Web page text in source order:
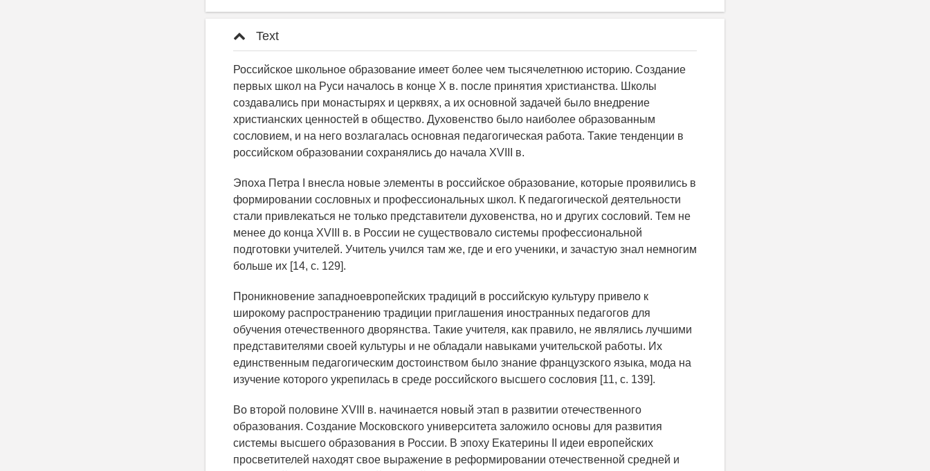
Text
Российское школьное образование имеет более чем тысячелетнюю историю. Создание
первых школ на Руси началось в конце X в. после принятия христианства. Школы
создавались при монастырях и церквях, а их основной задачей было внедрение
христианских ценностей в общество. Духовенство было наиболее образованным
сословием, и на него возлагалась основная педагогическая работа. Такие тенденции в
российском образовании сохранялись до начала XVIII в.
Эпоха Петра I внесла новые элементы в российское образование, которые проявились в
формировании сословных и профессиональных школ. К педагогической деятельности
стали привлекаться не только представители духовенства, но и других сословий. Тем не
менее до конца XVIII в. в России не существовало системы профессиональной
подготовки учителей. Учитель учился там же, где и его ученики, и зачастую знал немногим
больше их [14, с. 129].
Проникновение западноевропейских традиций в российскую культуру привело к
широкому распространению традиции приглашения иностранных педагогов для
обучения отечественного дворянства. Такие учителя, как правило, не являлись лучшими
представителями своей культуры и не обладали навыками учительской работы. Их
единственным педагогическим достоинством было знание французского языка, мода на
изучение которого укрепилась в среде российского высшего сословия [11, с. 139].
Во второй половине XVIII в. начинается новый этап в развитии отечественного
образования. Создание Московского университета заложило основы для развития
системы высшего образования в России. В эпоху Екатерины II идеи европейских
просветителей находят свое выражение в реформировании отечественной средней и